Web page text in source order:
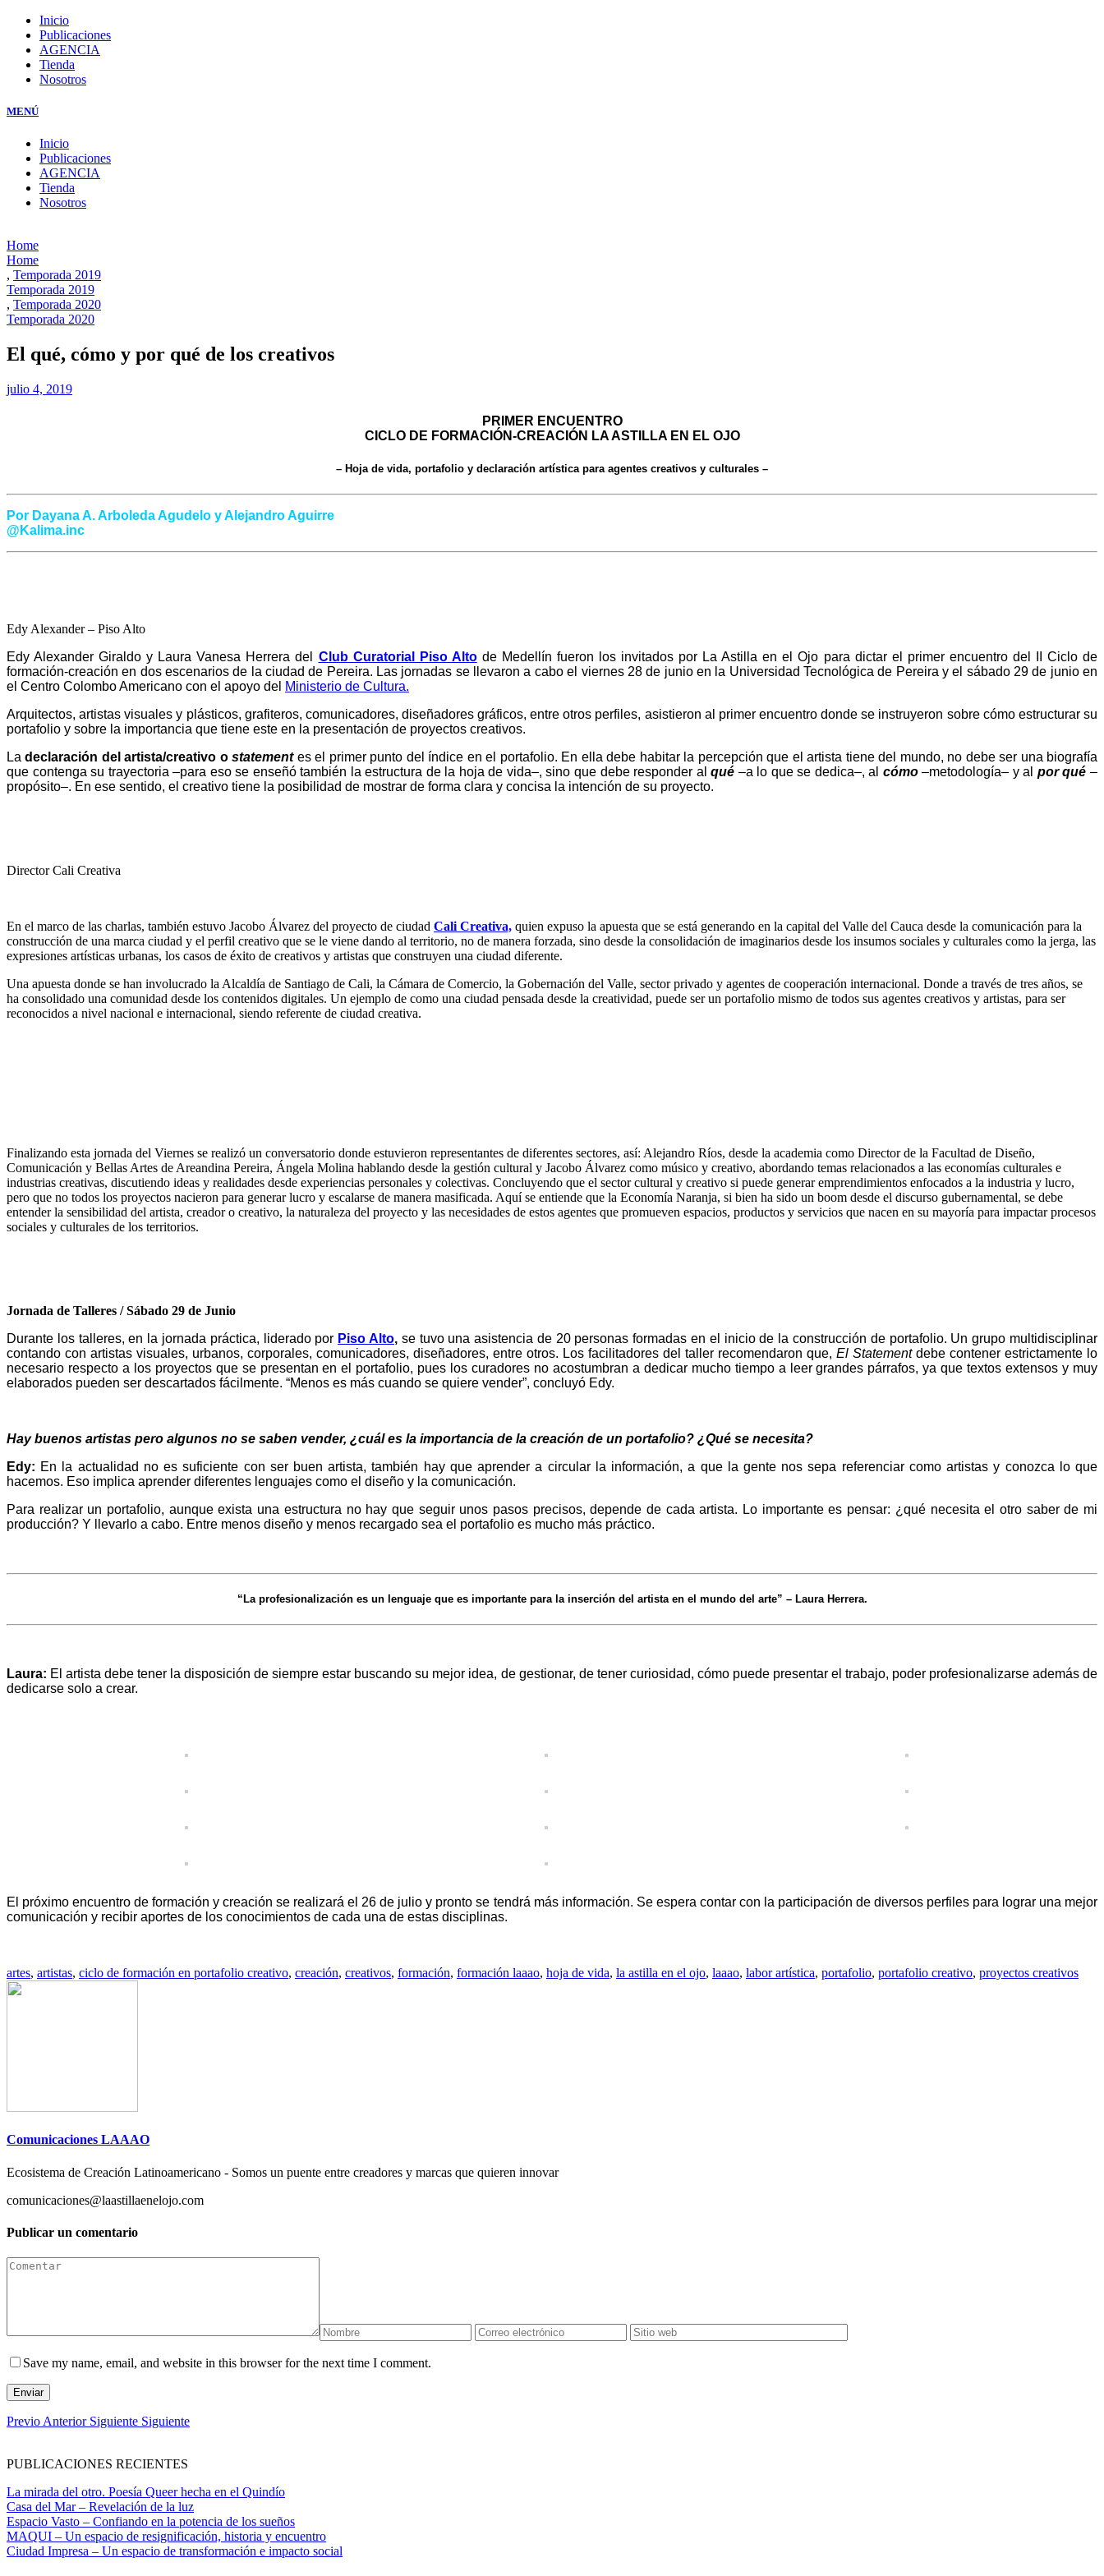
Inicio
Publicaciones
AGENCIA
Tienda
Nosotros
MENÚ
Inicio
Publicaciones
AGENCIA
Tienda
Nosotros
Home
Home
, Temporada 2019
Temporada 2019
, Temporada 2020
Temporada 2020
El qué, cómo y por qué de los creativos
julio 4, 2019
PRIMER ENCUENTRO
CICLO DE FORMACIÓN-CREACIÓN LA ASTILLA EN EL OJO
– Hoja de vida, portafolio y declaración artística para agentes creativos y culturales –
Por Dayana A. Arboleda Agudelo y Alejandro Aguirre
@Kalima.inc
Edy Alexander – Piso Alto
Edy Alexander Giraldo y Laura Vanesa Herrera del Club Curatorial Piso Altode Medellín fueron los invitados por La Astilla en el Ojo para dictar el primer encuentro del II Ciclo de
formación-creación en dos escenarios de la ciudad de Pereira. Las jornadas se llevaron a cabo el viernes 28 de junio en la Universidad Tecnológica de Pereira y el sábado 29 de junio en
el Centro Colombo Americano con el apoyo del Ministerio de Cultura.
Arquitectos, artistas visuales y plásticos, grafiteros, comunicadores, diseñadores gráficos, entre otros perfiles, asistieron al primer encuentro donde se instruyeron sobre cómo estructurar su
portafolio y sobre la importancia que tiene este en la presentación de proyectos creativos.
Ladeclaración del artista/creativo ostatement es el primer punto del índice en el portafolio. En ella debe habitar la percepción que el artista tiene del mundo, no debe ser una biografía
que contenga su trayectoria –para eso se enseñó también la estructura de la hoja de vida–, sino que debe responder alqué –a lo que se dedica–, al cómo–metodología– y al por qué –
propósito–. En ese sentido, el creativo tiene la posibilidad de mostrar de forma clara y concisa la intención de su proyecto.
Director Cali Creativa
En el marco de las charlas, también estuvo Jacobo Álvarez del proyecto de ciudad Cali Creativa, quien expuso la apuesta que se está generando en la capital del Valle del Cauca desde la comunicación para la
construcción de una marca ciudad y el perfil creativo que se le viene dando al territorio, no de manera forzada, sino desde la consolidación de imaginarios desde los insumos sociales y culturales como la jerga, las
expresiones artísticas urbanas, los casos de éxito de creativos y artistas que construyen una ciudad diferente.
Una apuesta donde se han involucrado la Alcaldía de Santiago de Cali, la Cámara de Comercio, la Gobernación del Valle, sector privado y agentes de cooperación internacional. Donde a través de tres años, se
ha consolidado una comunidad desde los contenidos digitales. Un ejemplo de como una ciudad pensada desde la creatividad, puede ser un portafolio mismo de todos sus agentes creativos y artistas, para ser
reconocidos a nivel nacional e internacional, siendo referente de ciudad creativa.
Finalizando esta jornada del Viernes se realizó un conversatorio donde estuvieron representantes de diferentes sectores, así: Alejandro Ríos, desde la academia como Director de la Facultad de Diseño,
Comunicación y Bellas Artes de Areandina Pereira, Ángela Molina hablando desde la gestión cultural y Jacobo Álvarez como músico y creativo, abordando temas relacionados a las economías culturales e
industrias creativas, discutiendo ideas y realidades desde experiencias personales y colectivas. Concluyendo que el sector cultural y creativo si puede generar emprendimientos enfocados a la industria y lucro,
pero que no todos los proyectos nacieron para generar lucro y escalarse de manera masificada. Aquí se entiende que la Economía Naranja, si bien ha sido un boom desde el discurso gubernamental, se debe
entender la sensibilidad del artista, creador o creativo, la naturaleza del proyecto y las necesidades de estos agentes que promueven espacios, productos y servicios que nacen en su mayoría para impactar procesos
sociales y culturales de los territorios.
Jornada de Talleres / Sábado 29 de Junio
Durante los talleres, en la jornada práctica, liderado por Piso Alto, se tuvo una asistencia de 20 personas formadas en el inicio de la construcción de portafolio. Un grupo multidisciplinar
contando con artistas visuales, urbanos, corporales, comunicadores, diseñadores, entre otros. Los facilitadores del taller recomendaron que, El Statementdebe contener estrictamente lo
necesario respecto a los proyectos que se presentan en el portafolio, pues los curadores no acostumbran a dedicar mucho tiempo a leer grandes párrafos, ya que textos extensos y muy
elaborados pueden ser descartados fácilmente. “Menos es más cuando se quiere vender”, concluyó Edy.
Hay buenos artistas pero algunos no se saben vender, ¿cuál es la importancia de la creación de un portafolio? ¿Qué se necesita?
Edy: En la actualidad no es suficiente con ser buen artista, también hay que aprender a circular la información, a que la gente nos sepa referenciar como artistas y conozca lo que
hacemos. Eso implica aprender diferentes lenguajes como el diseño y la comunicación.
Para realizar un portafolio, aunque exista una estructura no hay que seguir unos pasos precisos, depende de cada artista. Lo importante es pensar: ¿qué necesita el otro saber de mi
producción? Y llevarlo a cabo. Entre menos diseño y menos recargado sea el portafolio es mucho más práctico.
“La profesionalización es un lenguaje que es importante para la inserción del artista en el mundo del arte” – Laura Herrera.
Laura: El artista debe tener la disposición de siempre estar buscando su mejor idea, de gestionar, de tener curiosidad, cómo puede presentar el trabajo, poder profesionalizarse además de
dedicarse solo a crear.
El próximo encuentro de formación y creación se realizará el 26 de julio y pronto se tendrá más información. Se espera contar con la participación de diversos perfiles para lograr una mejor
comunicación y recibir aportes de los conocimientos de cada una de estas disciplinas.
artes, artistas, ciclo de formación en portafolio creativo, creación, creativos, formación, formación laaao, hoja de vida, la astilla en el ojo, laaao, labor artística, portafolio, portafolio creativo, proyectos creativos
Comunicaciones LAAAO
Ecosistema de Creación Latinoamericano - Somos un puente entre creadores y marcas que quieren innovar
comunicaciones@laastillaenelojo.com
Publicar un comentario
Save my name, email, and website in this browser for the next time I comment.
Enviar
Previo Anterior Siguiente Siguiente
PUBLICACIONES RECIENTES
La mirada del otro. Poesía Queer hecha en el Quindío
Casa del Mar – Revelación de la luz
Espacio Vasto – Confiando en la potencia de los sueños
MAQUI – Un espacio de resignificación, historia y encuentro
Ciudad Impresa – Un espacio de transformación e impacto social